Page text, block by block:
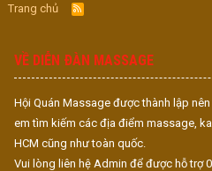
Trang chủ
R
S
VỀ DIỄN ĐÀN MASSAGE
Hội Quán Massage được thành lập
em tìm kiếm các địa điểm massage,
HCM cũng như toàn quốc.
Vui lòng liên hệ Admin để được hỗ trợ